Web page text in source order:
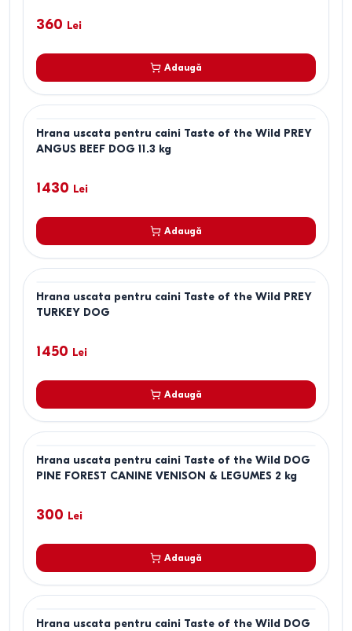
360 Lei
Adaugă
Hrana uscata pentru caini Taste of the Wild PREY
ANGUS BEEF DOG 11.3 kg
1430 Lei
Adaugă
Hrana uscata pentru caini Taste of the Wild PREY
TURKEY DOG
1450 Lei
Adaugă
Hrana uscata pentru caini Taste of the Wild DOG
PINE FOREST CANINE VENISON & LEGUMES 2 kg
300 Lei
Adaugă
Hrana uscata pentru caini Taste of the Wild DOG